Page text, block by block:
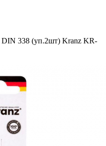
338 (уп.2шт) Kranz KR-